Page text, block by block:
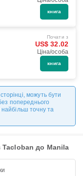
книга
Почати з
US$ 32.02
Ціна/особа
книга
можуть бути
попереднього
точну та
Tacloban до Manila